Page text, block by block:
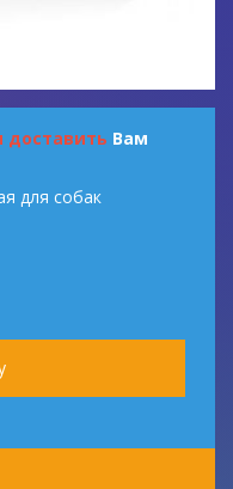
Вам
для собак